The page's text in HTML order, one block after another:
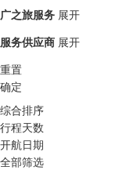
广之旅服务 展开
服务供应商 展开
重置
确定
综合排序
行程天数
开航日期
全部筛选